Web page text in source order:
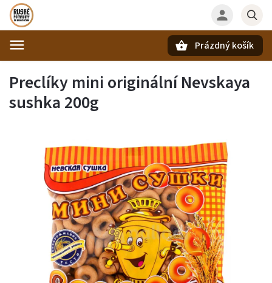
Prázdný košík
Preclíky mini originální Nevskaya
sushka 200g